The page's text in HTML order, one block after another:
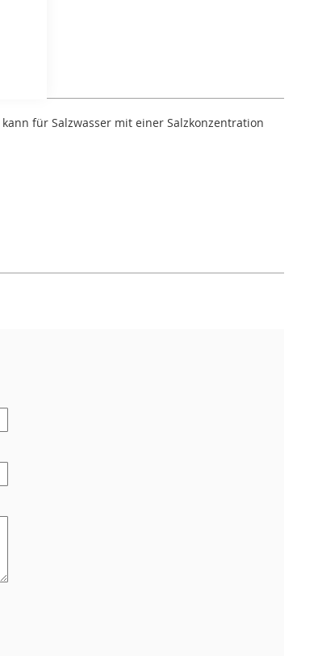
für Salzwasser mit einer Salzkonzentration